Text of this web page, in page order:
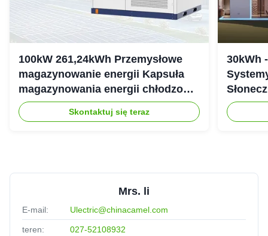
Considering another one for other vehicle.
100kW 261,24kWh Przemysłowe
magazynowanie energii Kapsuła
magazynowania energii chłodzonej
cieczą IP54
Skontaktuj się teraz
30kWh
Mrs. li
E-mail: Ulectric@chinacamel.com
teren: 027-52108932